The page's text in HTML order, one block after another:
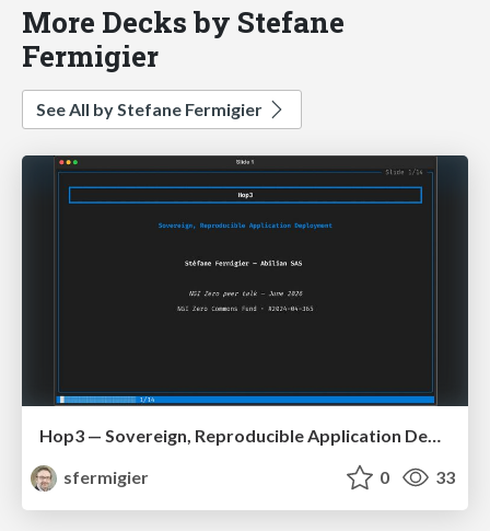
More Decks by Stefane
Fermigier
See All by Stefane Fermigier
Hop3 — Sovereign, Reproducible Application Deployment (NGI ZAPP / OS2Con 2026)
sfermigier
0 33